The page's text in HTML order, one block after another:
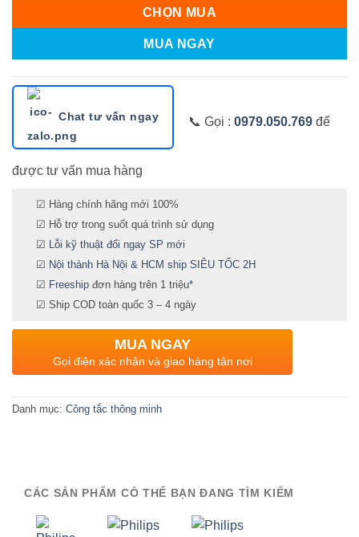
CHỌN MUA
MUA NGAY
Chat tư vấn ngay 📞 Gọi : 0979.050.769để
được tư vấn mua hàng
☑ Hàng chính hãng mới 100%
☑ Hỗ trợ trong suốt quá trình sử dụng
☑ Lỗi kỹ thuật đổi ngay SP mới
☑ Nội thành Hà Nội & HCM ship SIÊU TỐC 2H
☑ Freeship đơn hàng trên 1 triệu*
☑ Ship COD toàn quốc 3 – 4 ngày
MUA NGAY
Gọi điện xác nhận và giao hàng tận nơi
Danh mục: Công tắc thông minh
CÁC SẢN PHẨM CÓ THỂ BẠN ĐANG TÌM KIẾM